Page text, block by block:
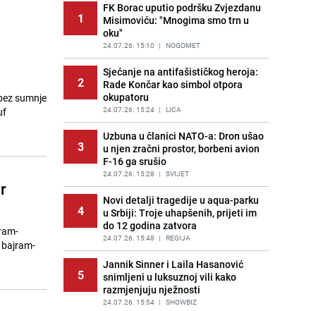
sumnje
12
Kao iz slastičarne: Rolada od
čokolade i kokosa bez pečenja,
jednostavan desert bez imalo muke
PRIJE 2 DANA | RECEPTI
13
Tajna savršenog makedonskog
ajvara: Stari recept za kremast i
bogat okus
PRIJE 2 DANA | RECEPTI
14
Tuga potresla grad na Uni:
Preminula Lejla Muhić (39),
sugrađani u nevjerici
PRIJE 2 DANA | BOSNA I HERCEGOVINA
15
Borba trajala satima: Pogledajte
'grdosiju' od skoro tri metra koju su
braća izvukla iz mora
PRIJE 1 DAN | SVIJET
1
FK Borac uputio podršku Zvjezdanu
Misimoviću: "Mnogima smo trn u
oku"
24.07.26. 15:10 | NOGOMET
2
Sjećanje na antifašističkog heroja:
Rade Končar kao simbol otpora
okupatoru
24.07.26. 15:24 | LICA
3
Uzbuna u članici NATO-a: Dron ušao
u njen zračni prostor, borbeni avion
F-16 ga srušio
24.07.26. 15:28 | SVIJET
4
Novi detalji tragedije u aqua-parku
u Srbiji: Troje uhapšenih, prijeti im
do 12 godina zatvora
24.07.26. 15:48 | REGIJA
5
Jannik Sinner i Laila Hasanović
snimljeni u luksuznoj vili kako
razmjenjuju nježnosti
24.07.26. 15:54 | SHOWBIZ